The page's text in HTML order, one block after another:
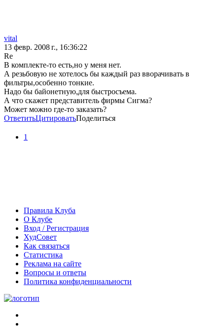
vital
13 февр. 2008 г., 16:36:22
Re
В комплекте-то есть,но у меня нет.
А резьбовую не хотелось бы каждый раз вворачивать в
фильтры,особенно тонкие.
Надо бы байонетную,для быстросъема.
А что скажет представитель фирмы Сигма?
Может можно где-то заказать?
ОтветитьЦитироватьПоделиться
1
Правила Клуба
О Клубе
Вход / Регистрация
ХудСовет
Как связаться
Статистика
Реклама на сайте
Вопросы и ответы
Политика конфиденциальности